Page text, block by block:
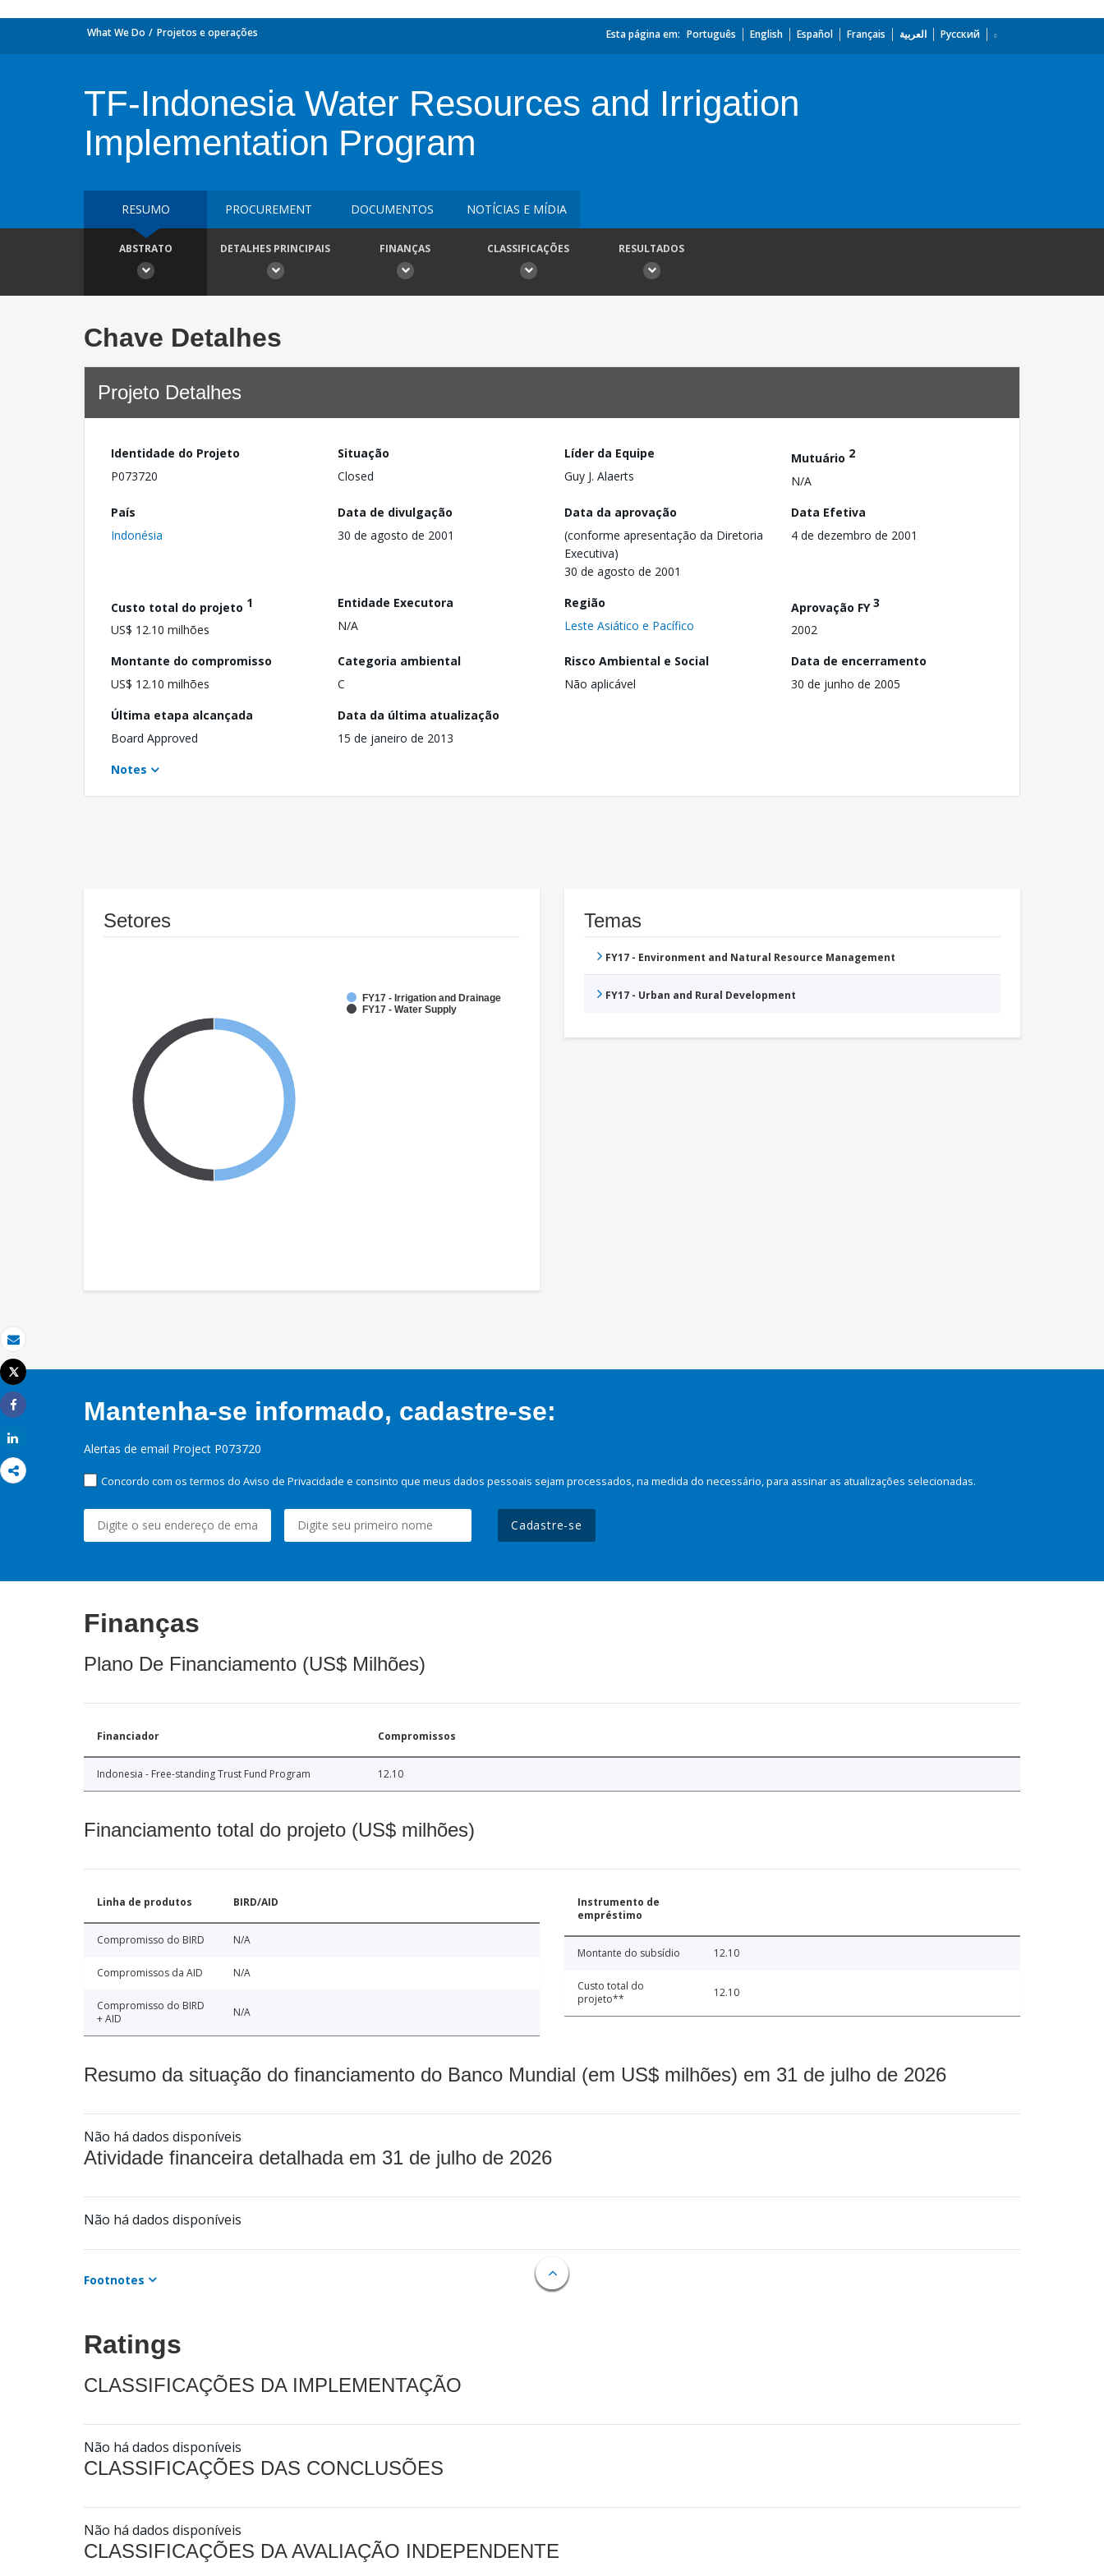
Email
Imprimir
Tweet
Share
What We Do Projetos e operações Esta página em: Português English Español Français العربية Русский
TF-Indonesia Water Resources and Irrigation
Implementation Program
RESUMO PROCUREMENT DOCUMENTOS NOTÍCIAS E MÍDIA
ABSTRATO DETALHES PRINCIPAIS FINANÇAS CLASSIFICAÇÕES RESULTADOS
Chave Detalhes
Projeto Detalhes
Identidade do Projeto
P073720
Situação
Closed
Líder da Equipe
Guy J. Alaerts
Mutuário 2
N/A
País
Indonésia
Data de divulgação
30 de agosto de 2001
Data da aprovação
(conforme apresentação da Diretoria
Executiva)
30 de agosto de 2001
Data Efetiva
4 de dezembro de 2001
Custo total do projeto 1
US$ 12.10 milhões
Entidade Executora
N/A
Região
Leste Asiático e Pacífico
Aprovação FY3
2002
Montante do compromisso
US$ 12.10 milhões
Categoria ambiental
C
Risco Ambiental e Social
Não aplicável
Data de encerramento
30 de junho de 2005
Última etapa alcançada
Board Approved
Data da última atualização
15 de janeiro de 2013
Notes
Setores
FY17 - Irrigation and Drainage
FY17 - Water Supply
Temas
FY17 - Environment and Natural Resource Management
FY17 - Urban and Rural Development
Mantenha-se informado, cadastre-se:
Alertas de email Project P073720
Concordo com os termos do Aviso de Privacidade e consinto que meus dados pessoais sejam processados, na medida do necessário, para assinar as atualizações selecionadas.
Cadastre-se
Finanças
Plano De Financiamento (US$ Milhões)
Financiador Compromissos
Indonesia - Free-standing Trust Fund Program 12.10
Financiamento total do projeto (US$ milhões)
Linha de produtos BIRD/AID
Compromisso do BIRD N/A
Compromissos da AID N/A
Compromisso do BIRD
+ AID
N/A
Instrumento de
empréstimo
Montante do subsídio 12.10
Custo total do
projeto**
12.10
Resumo da situação do financiamento do Banco Mundial (em US$ milhões) em 31 de julho de 2026
Não há dados disponíveis
Atividade financeira detalhada em 31 de julho de 2026
Não há dados disponíveis
Footnotes
Ratings
CLASSIFICAÇÕES DA IMPLEMENTAÇÃO
Não há dados disponíveis
CLASSIFICAÇÕES DAS CONCLUSÕES
Não há dados disponíveis
CLASSIFICAÇÕES DA AVALIAÇÃO INDEPENDENTE